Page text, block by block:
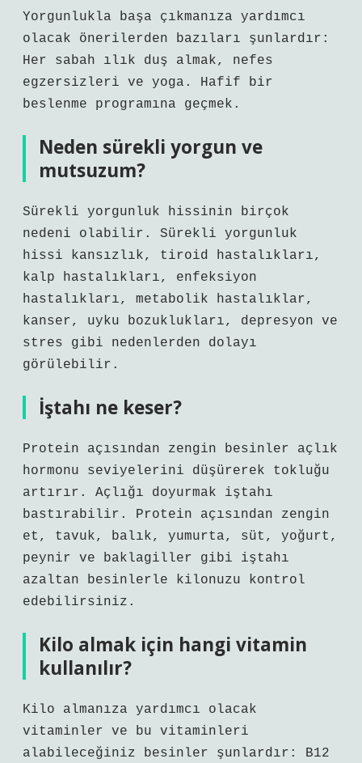
Yorgunlukla başa çıkmanıza yardımcı
olacak önerilerden bazıları şunlardır:
Her sabah ılık duş almak, nefes
egzersizleri ve yoga. Hafif bir
beslenme programına geçmek.
Neden sürekli yorgun ve
mutsuzum?
Sürekli yorgunluk hissinin birçok
nedeni olabilir. Sürekli yorgunluk
hissi kansızlık, tiroid hastalıkları,
kalp hastalıkları, enfeksiyon
hastalıkları, metabolik hastalıklar,
kanser, uyku bozuklukları, depresyon ve
stres gibi nedenlerden dolayı
görülebilir.
İştahı ne keser?
Protein açısından zengin besinler açlık
hormonu seviyelerini düşürerek tokluğu
artırır. Açlığı doyurmak iştahı
bastırabilir. Protein açısından zengin
et, tavuk, balık, yumurta, süt, yoğurt,
peynir ve baklagiller gibi iştahı
azaltan besinlerle kilonuzu kontrol
edebilirsiniz.
Kilo almak için hangi vitamin
kullanılır?
Kilo almanıza yardımcı olacak
vitaminler ve bu vitaminleri
alabileceğiniz besinler şunlardır: B12